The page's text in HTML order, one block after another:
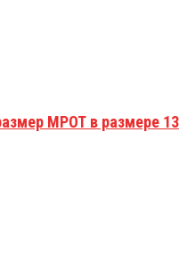
МРОТ в размере 13